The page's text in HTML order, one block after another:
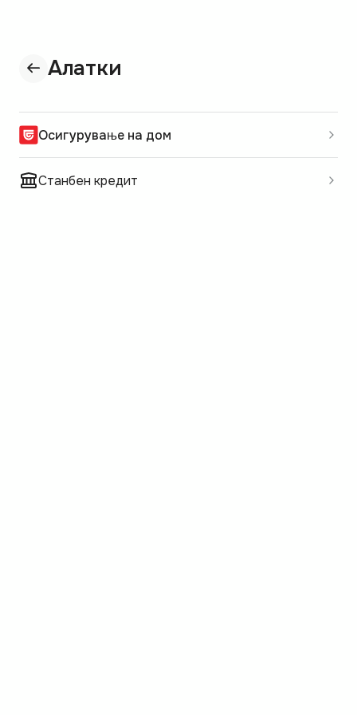
Алатки
Осигурување на дом
Станбен кредит